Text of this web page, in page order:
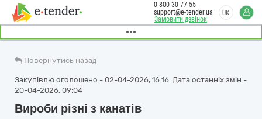
Замовити дзвінок
0 800 30 77 55
support@e-tender.ua
UK
Повернутись назад
Закупівлю оголошено - 02-04-2026, 16:16. Дата останніх змін -
20-04-2026, 09:04
Вироби різні з канатів